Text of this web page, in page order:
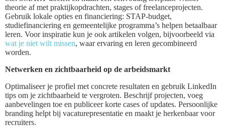
theorie af met praktijkopdrachten, stages of freelanceprojecten.
Gebruik lokale opties en financiering: STAP-budget,
studiefinanciering en gemeentelijke programma’s helpen betaalbaar
leren. Voor inspiratie kun je ook artikelen volgen, bijvoorbeeld via
wat je niet wilt missen, waar ervaring en leren gecombineerd
worden.
Netwerken en zichtbaarheid op de arbeidsmarkt
Optimaliseer je profiel met concrete resultaten en gebruik LinkedIn
tips om je zichtbaarheid te vergroten. Beschrijf projecten, voeg
aanbevelingen toe en publiceer korte cases of updates. Persoonlijke
branding helpt bij vacaturepresentatie en maakt je herkenbaar voor
recruiters.